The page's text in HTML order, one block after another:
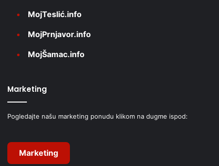
MojTeslić.info
MojPrnjavor.info
MojŠamac.info
Marketing
Pogledajte našu marketing ponudu klikom na dugme ispod:
Marketing